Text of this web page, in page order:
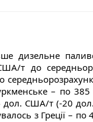
дизельне
до
– по
дол. США/т (-20
з Греції –